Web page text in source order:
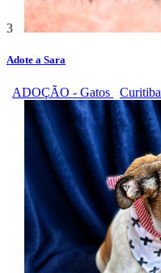
3
Adote a Sara
ADOÇÃO - Gatos Curitiba